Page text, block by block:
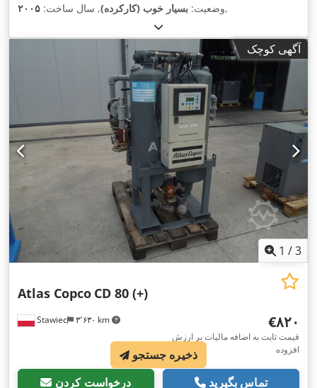
وضعیت: بسیار خوب (کارکرده), سال ساخت: ۲۰۰۵ ,
آگهی کوچک
1 /3
Stawiec ۳٬۶۳۰ km
Atlas Copco CD 80 (+)
‎€۸۲۰
قیمت ثابت به اضافه مالیات بر ارزش
افزوده
درخواست کردن تماس بگیرید
ذخیره جستجو